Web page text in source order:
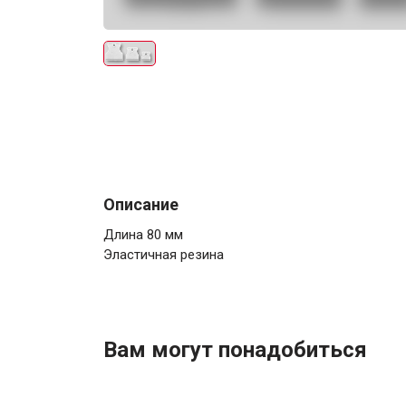
Описание
Длина 80 мм
Эластичная резина
Вам могут понадобиться
Электро-
Монтажные ленты